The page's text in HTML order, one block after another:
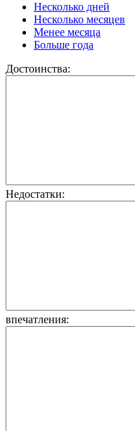
Несколько дней
Несколько месяцев
Менее месяца
Больше года
Достоинства:
Недостатки:
впечатления: